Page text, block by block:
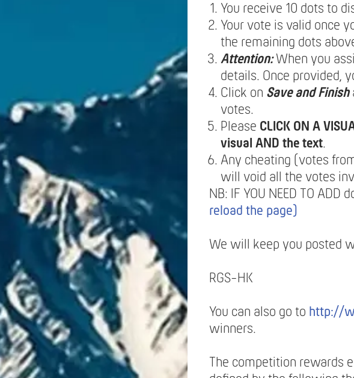
You receive 10 dots to
Your vote is valid once
the remaining dots
Attention:When you
details. Once provided,
Click on Save and Finish
votes.
Please CLICK ON A
visual AND the text.
Any cheating (votes
will void all the votes
NB: IF YOU NEED TO
reload the page)
We will keep you posted
RGS-HK
You can also go to http://
winners.
The competition rewards